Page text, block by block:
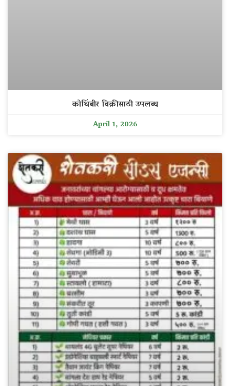
कोथिंबीर विक्रीसाठी उपलब्ध
April 1, 2026